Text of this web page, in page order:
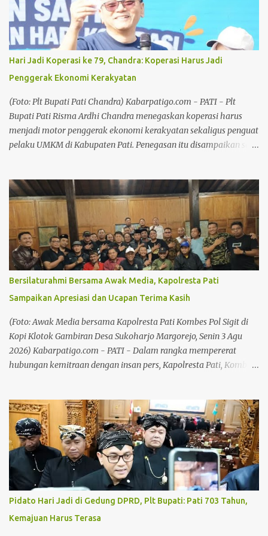
serta mempercepat pertumbuhan ekonomi masyarakat. Dwi
Risma Ardhi Chandra mengatakan Pekan Kreasi Pati harus
menjadi ruang kolaborasi yang benar-benar memberikan
manfaat bagi pelaku UMKM. Baca juga: Pidato Hari Jadi di
Gedung DPRD, Plt Bupati: Pati 703 Tahun, Kemajuan Harus Terasa
Baca juga: Plt Bupati Pati Buka Ruang Inovasi untuk Generasi
Muda Menurutnya, produk-produk lokal memiliki kualitas yang
mampu bersaing sehingga perlu terus didukung melalui
promosi,...
Hari Jadi Koperasi ke 79, Chandra: Koperasi Harus Jadi
Penggerak Ekonomi Kerakyatan
(Foto: Plt Bupati Pati Chandra) Kabarpatigo.com - PATI - Plt
Bupati Pati Risma Ardhi Chandra menegaskan koperasi harus
menjadi motor penggerak ekonomi kerakyatan sekaligus penguat
pelaku UMKM di Kabupaten Pati. Penegasan itu disampaikan saat
Prabowo Subianto yang menempatkan ketahanan pangan dan
penguatan koperasi sebagai prioritas nasional. Chandra
mengatakan penguatan koperasi menjadi langkah strategis untuk
memperkuat ekonomi masyarakat dari tingkat bawah. Baca juga:
Hari Jadi ke 703 Kabupaten Pati Akan Dimeriahkan Pawai Artis
Baca juga: Pekan Kreasi Pati 2026, Pemkab: Bukan Lapak Liar, Ini
Agenda Resmi Daerah Menurutnya, negara-negara maju mampu
membangun perekonomian yang kokoh karena memiliki
gerakan koperasi yang kuat dan berkelanjutan. "Dengan kegiatan
berkoperasi, ekonomi kerakyatan bisa tumbuh, ekonomi
masyarakat juga bisa berkembang,...
Bersilaturahmi Bersama Awak Media, Kapolresta Pati
Sampaikan Apresiasi dan Ucapan Terima Kasih
(Foto: Awak Media bersama Kapolresta Pati Kombes Pol Sigit di
Kopi Klotok Gambiran Desa Sukoharjo Margorejo, Senin 3 Agu
2026) Kabarpatigo.com - PATI - Dalam rangka mempererat
hubungan kemitraan dengan insan pers, Kapolresta Pati, Kombes
Kecamatan Margorejo, pada Senin (3/8/26) malam. Pertemuan
berlangsung penuh keakraban sebagai wadah memperkuat
komunikasi, koordinasi, serta membangun sinergi antara Polri
dan media dalam menyampaikan informasi kepada masyarakat.
Baca juga: Plt Bupati Soroti Kebersihan di Kawasan Pekan Kreasi
Baca juga: Marak Pencurian Aki, Sarbumusi dan Paguyuban Sopir
Pati Desak Pemkab Bangun Pangkalan Truk Kapolresta Pati,
Kombes Pol Sigit, mengatakan bahwa media merupakan mitra
dalam menyampaikan informasi yang benar, berimbang dan
Pidato Hari Jadi di Gedung DPRD, Plt Bupati: Pati 703 Tahun,
Kemajuan Harus Terasa